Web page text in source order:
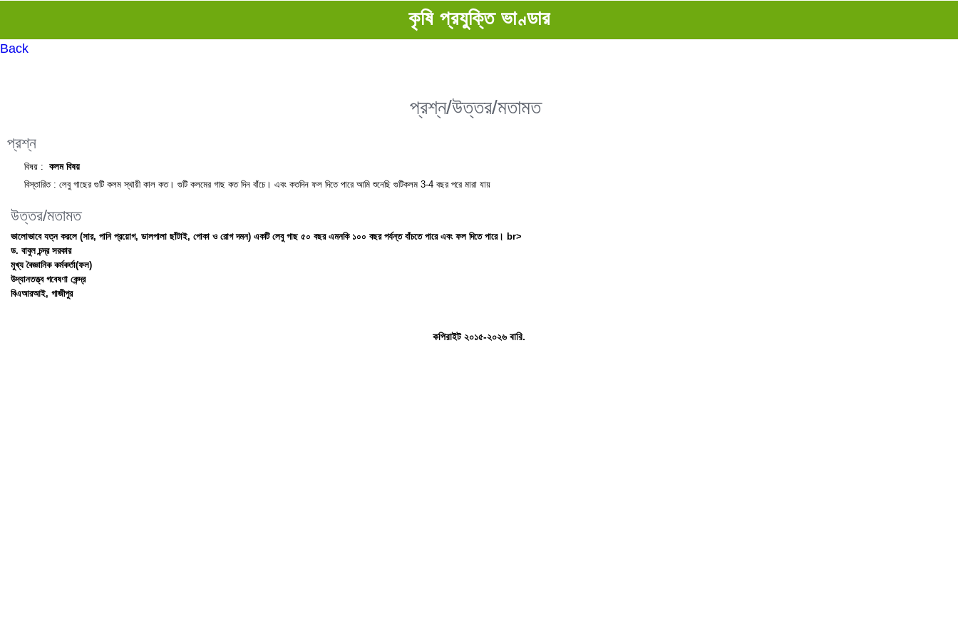
কৃষি প্রযুক্তি ভাণ্ডার
Back
প্রশ্ন/উত্তর/মতামত
প্রশ্ন
বিষয় : কলম বিষয়
বিস্তারিত : লেবু গাছের গুটি কলম স্থায়ী কাল কত। গুটি কলমের গাছ কত দিন বাঁচে। এবং কতদিন ফল দিতে পারে আমি শুনেছি গুটিকলম 3-4 বছর পরে মারা যায়
উত্তর/মতামত
ভালোভাবে যত্ন করলে (সার, পানি প্রয়োগ, ডালপালা ছাঁটাই, পোকা ও রোগ দমন) একটি লেবু গাছ ৫০ বছর এমনকি ১০০ বছর পর্যন্ত বাঁচতে পারে এবং ফল দিতে পারে। br>
ড. বাবুল চন্দ্র সরকার
মুখ্য বৈজ্ঞানিক কর্মকর্তা(ফল)
উদ্যানতত্ত্ব গবেষণা কেন্দ্র
বিএআরআই, গাজীপুর
কপিরাইট ২০১৫-২০২৬ বারি.